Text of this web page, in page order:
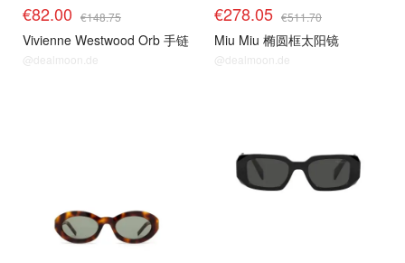
€82.00 €148.75
Vivienne Westwood Orb 手链
@dealmoon.de
€278.05 €511.70
Miu Miu 椭圆框太阳镜
@dealmoon.de